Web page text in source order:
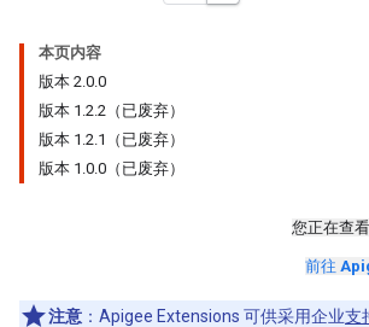
本页内容
版本 2.0.0
版本 1.2.2（已废弃）
版本 1.2.1（已废弃）
版本 1.0.0（已废弃）
您正在查看
前往
注意 ：Apigee Extensions 可供采用企业支